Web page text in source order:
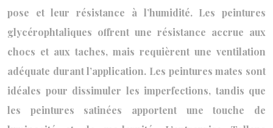
pose et leur résistance à l’humidité. Les peintures
glycérophtaliques offrent une résistance accrue aux
chocs et aux taches, mais requièrent une ventilation
adéquate durant l’application. Les peintures mates sont
idéales pour dissimuler les imperfections, tandis que
les peintures satinées apportent une touche de